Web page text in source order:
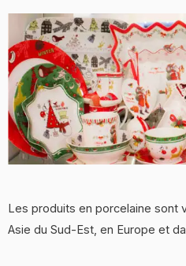
Les produits en porcelaine sont
Asie du Sud-Est, en Europe et